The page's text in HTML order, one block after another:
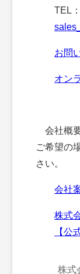
TEL
お問
オン
会社概
ご希望の
さい。
会社
株式
【公
株式